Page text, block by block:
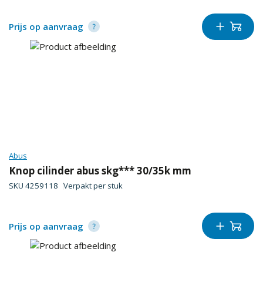
Prijs op aanvraag
Abus
Knop cilinder abus skg*** 30/35k mm
SKU 4259118 Verpakt per stuk
Prijs op aanvraag